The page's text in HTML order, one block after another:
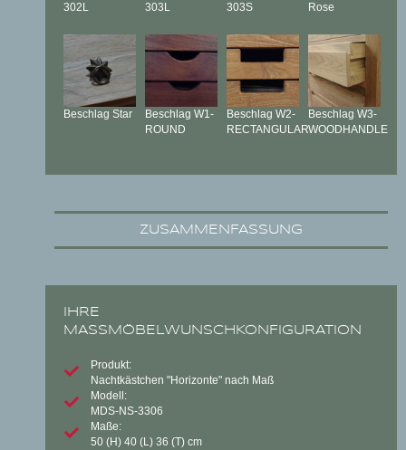
302L
303L
303S
Rose
Beschlag Star Beschlag W1-
ROUND
Beschlag W2-
RECTANGULAR
Beschlag W3-
WOODHANDLE
ZUSAMMENFASSUNG
IHRE
MASSMÖBELWUNSCHKONFIGURATION
Produkt:
Nachtkästchen "Horizonte" nach Maß
Modell:
MDS-NS-3306
Maße:
50 (H) 40 (L) 36 (T) cm